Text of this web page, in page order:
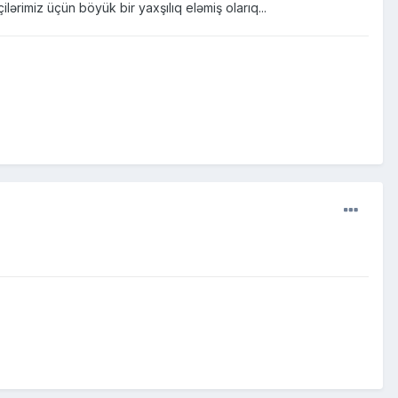
üçün böyük bir yaxşılıq eləmiş olarıq...